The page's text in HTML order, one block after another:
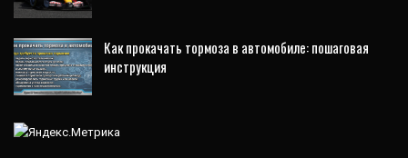
Как прокачать тормоза в автомобиле: пошаговая
инструкция